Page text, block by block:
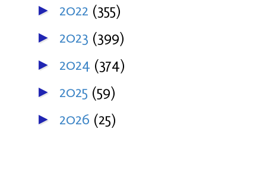
► 2022 (355)
► 2023 (399)
► 2024 (374)
► 2025 (59)
► 2026 (25)